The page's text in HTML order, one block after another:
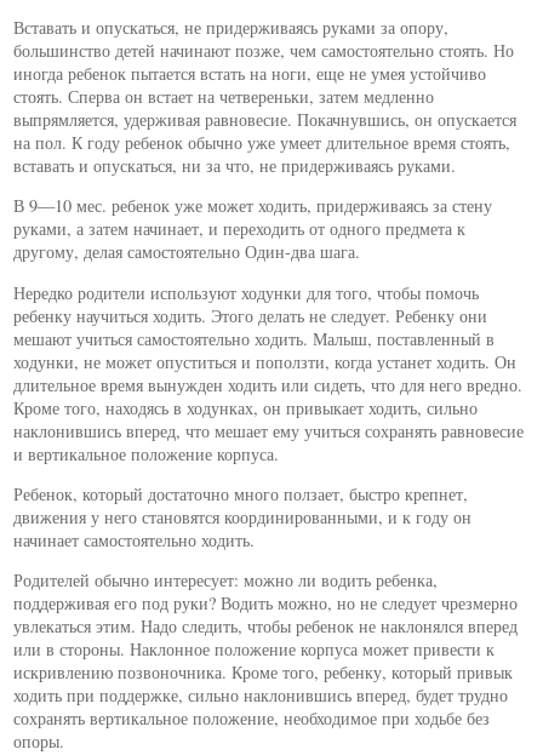
Вставать и опускаться, не придерживаясь руками за опору,
большинство детей начинают позже, чем самостоятельно стоять. Но
иногда ребенок пытается встать на ноги, еще не умея устойчиво
стоять. Сперва он встает на четвереньки, затем медленно
выпрямляется, удерживая равновесие. Покачнувшись, он опускается
на пол. К году ребенок обычно уже умеет длительное время стоять,
вставать и опускаться, ни за что, не придерживаясь руками.
В 9—10 мес. ребенок уже может ходить, придерживаясь за стену
руками, а затем начинает, и переходить от одного предмета к
другому, делая самостоятельно Один-два шага.
Нередко родители используют ходунки для того, чтобы помочь
ребенку научиться ходить. Этого делать не следует. Ребенку они
мешают учиться самостоятельно ходить. Малыш, поставленный в
ходунки, не может опуститься и поползти, когда устанет ходить. Он
длительное время вынужден ходить или сидеть, что для него вредно.
Кроме того, находясь в ходунках, он привыкает ходить, сильно
наклонившись вперед, что мешает ему учиться сохранять равновесие
и вертикальное положение корпуса.
Ребенок, который достаточно много ползает, быстро крепнет,
движения у него становятся координированными, и к году он
начинает самостоятельно ходить.
Родителей обычно интересует: можно ли водить ребенка,
поддерживая его под руки? Водить можно, но не следует чрезмерно
увлекаться этим. Надо следить, чтобы ребенок не наклонялся вперед
или в стороны. Наклонное положение корпуса может привести к
искривлению позвоночника. Кроме того, ребенку, который привык
ходить при поддержке, сильно наклонившись вперед, будет трудно
сохранять вертикальное положение, необходимое при ходьбе без
опоры.